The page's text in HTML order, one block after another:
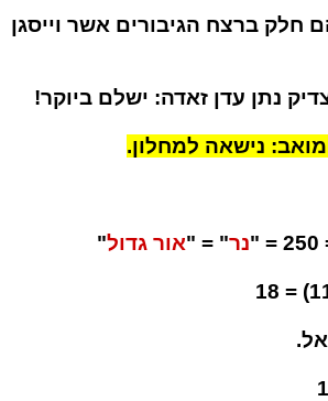
חלק ברצח הגיבורים אשר וייסגן
נתן עדן זאדה: ישלם ביוקר!
נישאה למחלון.
נר" = "אור גדול"